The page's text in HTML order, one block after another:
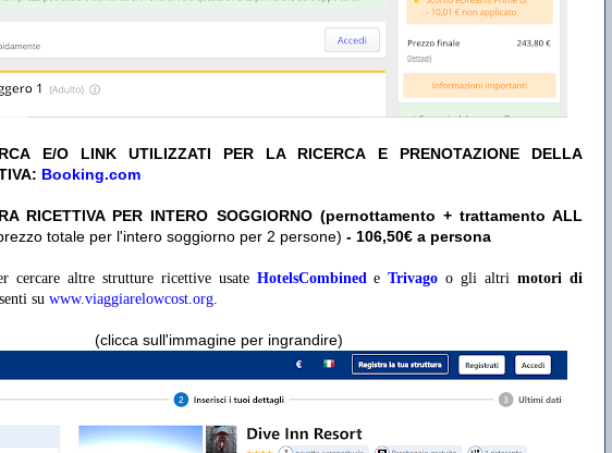
E/O LINK UTILIZZATI PER LA RICERCA E PRENOTAZIONE DELLA
Booking.com
RICETTIVA PER INTERO SOGGIORNO (pernottamento + trattamento ALL
totale per l'intero soggiorno per 2 persone) - 106,50€ a persona
cercare altre strutture ricettive usate HotelsCombinedeTrivago o gli altrimotori di
su www.viaggiarelowcost.org.
(clicca sull'immagine per ingrandire)